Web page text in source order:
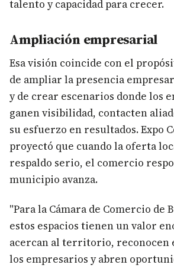
talento y capacidad para crecer.
Ampliación empresarial
Esa visión coincide con el
de ampliar la presencia
y de crear escenarios donde los
ganen visibilidad, contacten
su esfuerzo en resultados. Expo
proyectó que cuando la oferta
respaldo serio, el comercio
municipio avanza.
"Para la Cámara de Comercio de
estos espacios tienen un valor
acercan al territorio, reconocen
los empresarios y abren